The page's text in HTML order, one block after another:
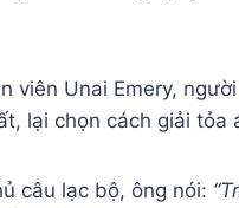
viên Unai Emery,
lại chọn cách giải tỏa
câu lạc bộ, ông nói: